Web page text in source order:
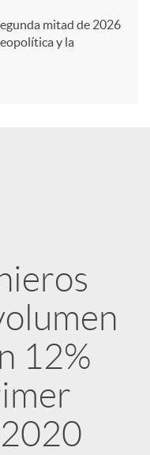
mitad de 2026
y la
12%